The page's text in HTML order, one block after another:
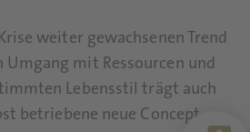
weiter gewachsenen Trend
Umgang mit Ressourcen und
Lebensstil trägt auch
betriebene neue Concept